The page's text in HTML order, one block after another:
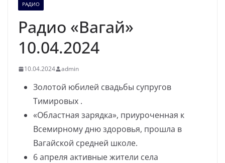
РАДИО
Радио «Вагай»
10.04.2024
10.04.2024 admin
Золотой юбилей свадьбы супругов
Тимировых .
«Областная зарядка», приуроченная к
Всемирному дню здоровья, прошла в
Вагайской средней школе.
6 апреля активные жители села